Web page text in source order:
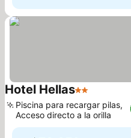
Hotel Hellas2 Estrellas
Piscina para recargar pilas,
Acceso directo a la orilla